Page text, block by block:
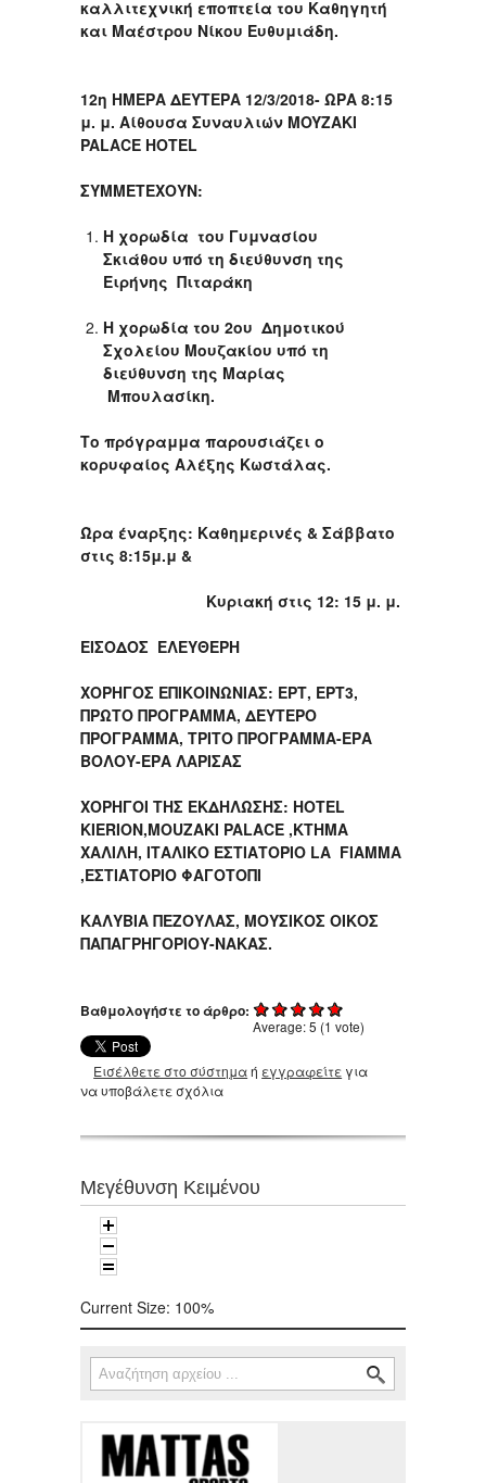
καλλιτεχνική εποπτεία του Καθηγητή
και Μαέστρου Νίκου Ευθυμιάδη.
12η ΗΜΕΡΑ ΔΕΥΤΕΡΑ 12/3/2018- ΩΡΑ 8:15
μ. μ. Αίθουσα Συναυλιών MOYZAKI
PALACE HOTEL
ΣΥΜΜΕΤΕΧΟΥΝ:
Η χορωδία του Γυμνασίου
Σκιάθου υπό τη διεύθυνση της
Ειρήνης Πιταράκη
Η χορωδία του 2ου Δημοτικού
Σχολείου Μουζακίου υπό τη
διεύθυνση της Μαρίας
Μπουλασίκη.
Το πρόγραμμα παρουσιάζει ο
κορυφαίος Αλέξης Κωστάλας.
Ώρα έναρξης: Καθημερινές & Σάββατο
στις 8:15μ.μ &
Κυριακή στις 12: 15 μ. μ.
ΕΙΣΟΔΟΣ ΕΛΕΥΘΕΡΗ
ΧΟΡΗΓΟΣ ΕΠΙΚΟΙΝΩΝΙΑΣ: ΕΡΤ, ΕΡΤ3,
ΠΡΩΤΟ ΠΡΟΓΡΑΜΜΑ, ΔΕΥΤΕΡΟ
ΠΡΟΓΡΑΜΜΑ, ΤΡΙΤΟ ΠΡΟΓΡΑΜΜΑ-ΕΡΑ
ΒΟΛΟΥ-ΕΡΑ ΛΑΡΙΣΑΣ
ΧΟΡΗΓΟΙ ΤΗΣ ΕΚΔΗΛΩΣΗΣ: HOTEL
KIERION,MOUZAKI PALACE ,KTHMA
ΧΑΛΙΛΗ, ΙΤΑΛΙΚΟ ΕΣΤΙΑΤΟΡΙΟ LA FIAMMA
,ΕΣΤΙΑΤΟΡΙΟ ΦΑΓΟΤΟΠΙ
ΚΑΛΥΒΙΑ ΠΕΖΟΥΛΑΣ, ΜΟΥΣΙΚΟΣ ΟΙΚΟΣ
ΠΑΠΑΓΡΗΓΟΡΙΟΥ-ΝΑΚΑΣ.
Βαθμολογήστε το άρθρο:
Average:5 (1 vote)
Εισέλθετε στο σύστημαή εγγραφείτε για
να υποβάλετε σχόλια
Μεγέθυνση Κειμένου
Current Size: 100%
Φόρμα αναζήτησης
Αναζήτηση